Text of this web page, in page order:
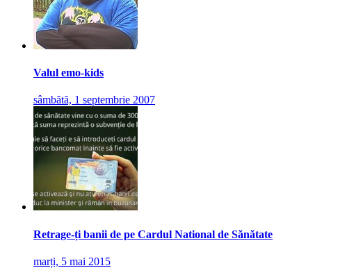
Valul emo-kids
sâmbătă, 1 septembrie 2007
Retrage-ți banii de pe Cardul National de Sănătate
marți, 5 mai 2015